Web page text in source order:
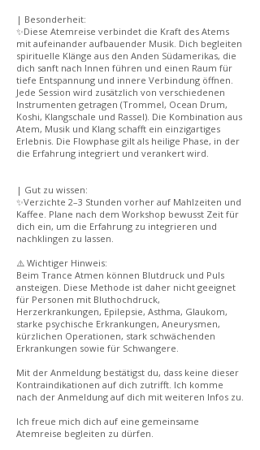
| Besonderheit:
✨Diese Atemreise verbindet die Kraft des Atems
mit aufeinander aufbauender Musik. Dich begleiten
spirituelle Klänge aus den Anden Südamerikas, die
dich sanft nach Innen führen und einen Raum für
tiefe Entspannung und innere Verbindung öffnen.
Jede Session wird zusätzlich von verschiedenen
Instrumenten getragen (Trommel, Ocean Drum,
Koshi, Klangschale und Rassel). Die Kombination aus
Atem, Musik und Klang schafft ein einzigartiges
Erlebnis. Die Flowphase gilt als heilige Phase, in der
die Erfahrung integriert und verankert wird.
| Gut zu wissen:
✨Verzichte 2–3 Stunden vorher auf Mahlzeiten und
Kaffee. Plane nach dem Workshop bewusst Zeit für
dich ein, um die Erfahrung zu integrieren und
nachklingen zu lassen.
⚠️ Wichtiger Hinweis:
Beim Trance Atmen können Blutdruck und Puls
ansteigen. Diese Methode ist daher nicht geeignet
für Personen mit Bluthochdruck,
Herzerkrankungen, Epilepsie, Asthma, Glaukom,
starke psychische Erkrankungen, Aneurysmen,
kürzlichen Operationen, stark schwächenden
Erkrankungen sowie für Schwangere.
Mit der Anmeldung bestätigst du, dass keine dieser
Kontraindikationen auf dich zutrifft. Ich komme
nach der Anmeldung auf dich mit weiteren Infos zu.
Ich freue mich dich auf eine gemeinsame
Atemreise begleiten zu dürfen.